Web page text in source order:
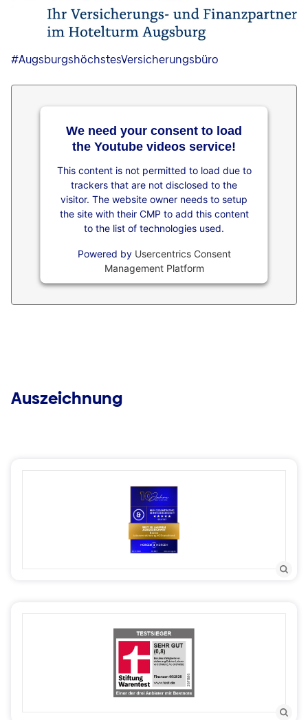
#AugsburgshöchstesVersicherungsbüro
We need your consent to load
the Youtube videos service!
This content is not permitted to load due to
trackers that are not disclosed to the
visitor. The website owner needs to setup
the site with their CMP to add this content
to the list of technologies used.
Powered by Usercentrics Consent
Management Platform
Auszeichnung